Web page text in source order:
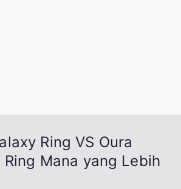
Ring VS Oura
Ring Mana yang Lebih